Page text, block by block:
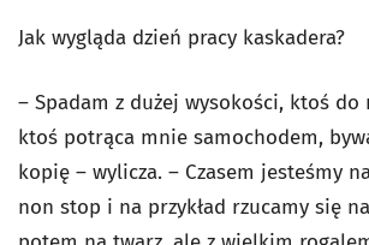
Jak wygląda dzień pracy kaskadera?
– Spadam z dużej wysokości, ktoś do
ktoś potrąca mnie samochodem,
kopię – wylicza. – Czasem jesteśmy
non stop i na przykład rzucamy się